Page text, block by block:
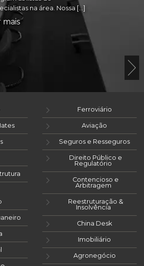
na área. Nossa […]
mais
Ferroviário
Aviação
Seguros e Resseguros
Direito Público e
Regulatório
Contencioso e
Arbitragem
Reestruturação &
Insolvência
China Desk
Imobiliário
Agronegócio